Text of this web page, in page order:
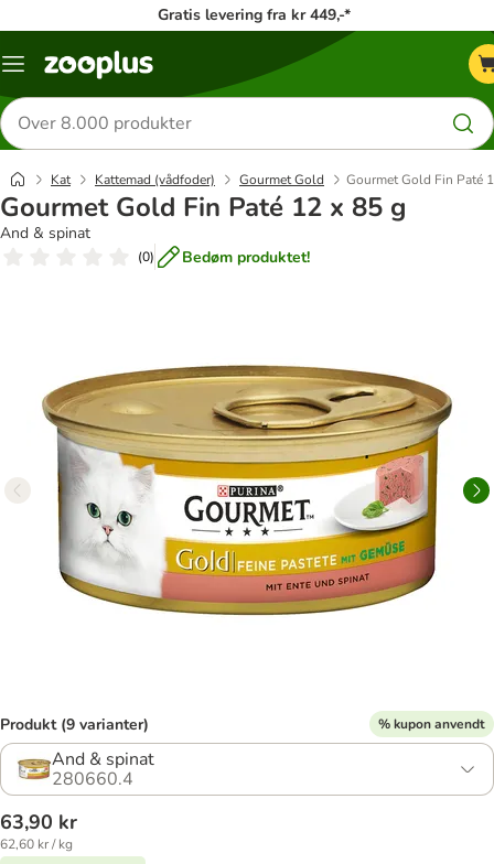
Gratis levering fra kr 449,-*
Menu
Søg
efter
produkter
Kat Kattemad (vådfoder) Gourmet Gold Gourmet Gold Fin Paté
Gourmet Gold Fin Paté 12 x 85 g
And & spinat
(0) Bedøm produktet!
Produkt (9 varianter) % kupon anvendt
And & spinat
280660.4
63,90 kr
62,60 kr / kg